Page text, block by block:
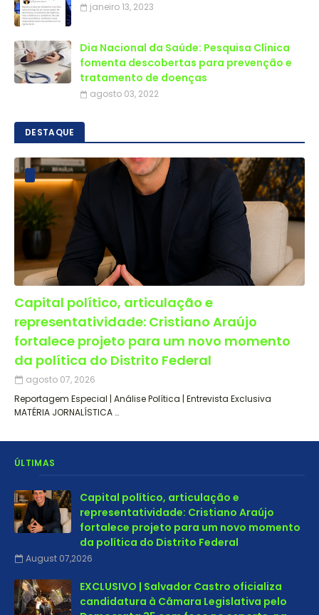
janeiro 13, 2023
Dia Nacional da Saúde: Pesquisa Clínica
fomenta descobertas para prevenção e
tratamento de doenças
agosto 03, 2022
DESTAQUE
Capital político, articulação e
representatividade: Cristiano Araújo
fortalece projeto para um novo momento
da política do Distrito Federal
agosto 07, 2026
Reportagem Especial | Análise Política | Entrevista Exclusiva
MATÉRIA JORNALÍSTICA …
ÚLTIMAS
Capital político, articulação e
representatividade: Cristiano Araújo
fortalece projeto para um novo momento
da política do Distrito Federal
August 07,2026
EXCLUSIVO | Salvador Castro oficializa
candidatura à Câmara Legislativa pelo